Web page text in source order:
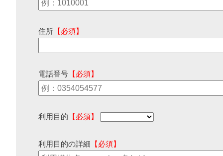
住所 【必須】
電話番号 【必須】
利用目的 【必須】
利用目的の詳細 【必須】